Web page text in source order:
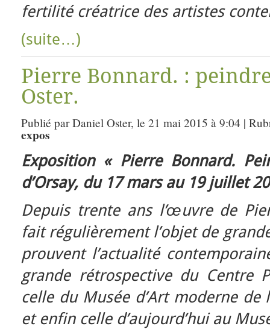
fertilité créatrice des artistes
(suite…)
Pierre Bonnard. :
Oster.
Publié par Daniel Oster, le 21 mai 2015 à 9:04 |
expos
Exposition « Pierre Bonnard.
d’Orsay, du 17 mars au 19 juillet
Depuis trente ans l’œuvre de
fait régulièrement l’objet de
prouvent l’actualité
grande rétrospective du Centre
celle du Musée d’Art moderne de
et enfin celle d’aujourd’hui au